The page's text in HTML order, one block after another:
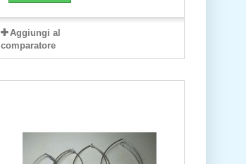
Aggiungi al
comparatore